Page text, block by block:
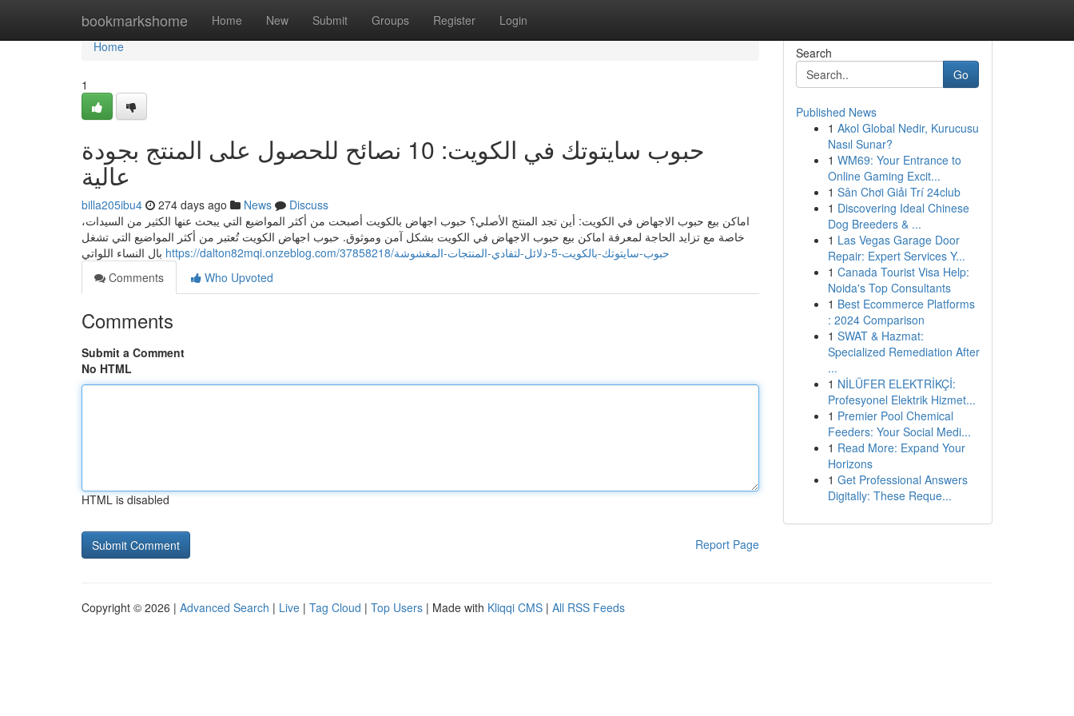
bookmarkshome Home New Submit Groups Register Login
Home
Home
1
حبوب سايتوتك في الكويت: 10 نصائح للحصول على المنتج بجودة
عالية
billa205ibu4 274 days ago News
Discuss
اماكن بيع حبوب الاجهاض في الكويت: أين تجد المنتج الأصلي؟ حبوب اجهاض بالكويت أصبحت من أكثر المواضيع التي يبحث عنها الكثير من السيدات،
خاصة مع تزايد الحاجة لمعرفة اماكن بيع حبوب الاجهاض في الكويت بشكل آمن وموثوق. حبوب اجهاض الكويت تُعتبر من أكثر المواضيع التي تشغل
https://dalton82mqi.onzeblog.com/37858218/حبوب-سايتوتك-بالكويت-5-دلائل-لتفادي-المنتجات-المغشوشة
Comments
Who Upvoted
Comments
Submit a Comment
No HTML
HTML is disabled
Report Page
Search
Go
Published News
1 Akol Global Nedir, Kurucusu
Nasıl Sunar?
1 WM69: Your Entrance to
Online Gaming Excit...
1 Sân Chơi Giải Trí 24club
1 Discovering Ideal Chinese
Dog Breeders & ...
1 Las Vegas Garage Door
Repair: Expert Services Y...
1 Canada Tourist Visa Help:
Noida's Top Consultants
1 Best Ecommerce Platforms
: 2024 Comparison
1 SWAT & Hazmat:
Specialized Remediation After
...
1 NİLÜFER ELEKTRİKÇİ:
Profesyonel Elektrik Hizmet...
1 Premier Pool Chemical
Feeders: Your Social Medi...
1 Read More: Expand Your
Horizons
1 Get Professional Answers
Digitally: These Reque...
Copyright © 2026 | Advanced Search | Live | Tag Cloud | Top Users | Made with Kliqqi CMS | All RSS Feeds